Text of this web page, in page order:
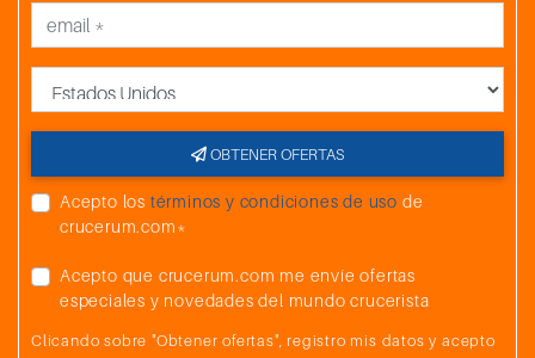
OBTENER OFERTAS
Acepto los términos y condiciones de uso de
crucerum.com*
Acepto que crucerum.com me envíe ofertas
especiales y novedades del mundo crucerista
Clicando sobre "Obtener ofertas", registro mis datos y acepto